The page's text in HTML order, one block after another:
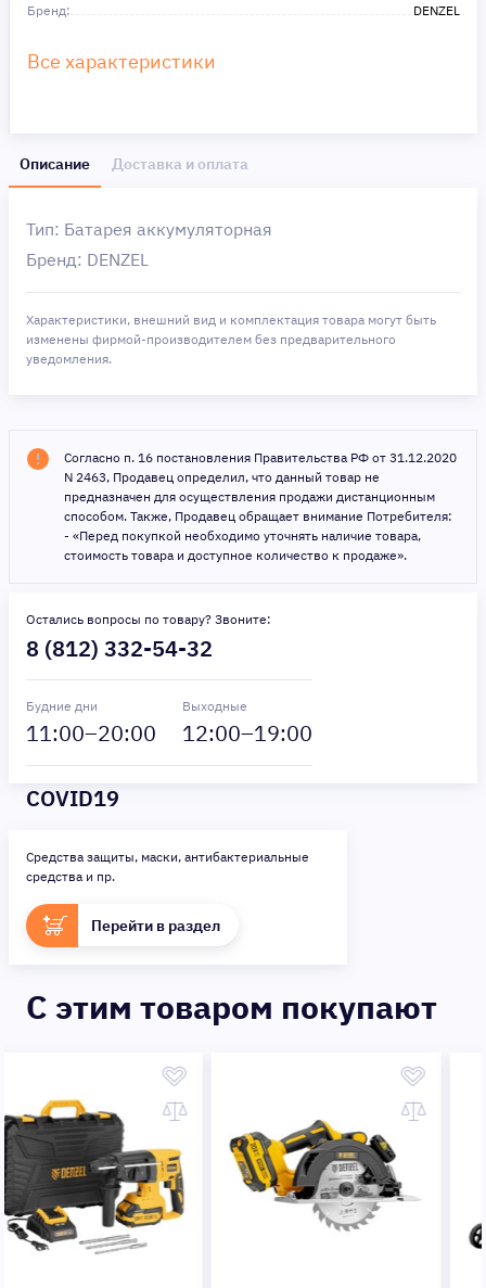
Бренд: DENZEL
Все характеристики
Описание Доставка и оплата
Тип: Батарея аккумуляторная
Бренд: DENZEL
Характеристики, внешний вид и комплектация товара могут быть
изменены фирмой-производителем без предварительного
уведомления.
Согласно п. 16 постановления Правительства РФ от 31.12.2020
N 2463, Продавец определил, что данный товар не
предназначен для осуществления продажи дистанционным
способом. Также, Продавец обращает внимание Потребителя:
- «Перед покупкой необходимо уточнять наличие товара,
стоимость товара и доступное количество к продаже».
Остались вопросы по товару? Звоните:
8 (812) 332-54-32
Будние дни
11:00–20:00
Выходные
12:00–19:00
COVID19
Средства защиты, маски, антибактериальные
средства и пр.
Перейти в раздел
C этим товаром покупают